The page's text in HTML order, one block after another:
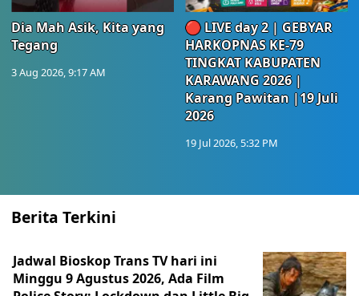
Dia Mah Asik, Kita yang
Tegang
3 Aug 2026, 9:17 AM
🔴 LIVE day 2 | GEBYAR
HARKOPNAS KE-79
TINGKAT KABUPATEN
KARAWANG 2026 |
Karang Pawitan |19 Juli
2026
19 Jul 2026, 5:32 PM
Berita Terkini
Jadwal Bioskop Trans TV hari ini
Minggu 9 Agustus 2026, Ada Film